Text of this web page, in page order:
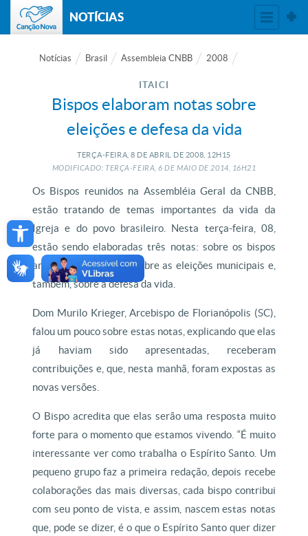
Open toolbar
NOTÍCIAS
Notícias Brasil Assembleia CNBB 2008
ITAICI
Bispos elaboram notas sobre
eleições e defesa da vida
TERÇA-FEIRA, 8 DE ABRIL DE 2008, 12H15
MODIFICADO: TERÇA-FEIRA, 6 DEMAIO DE2014, 16H21
Os Bispos reunidos na Assembléia Geral da CNBB,
estão tratando de temas importantes da vida da
Igreja e do povo brasileiro. Nesta terça-feira, 08,
estão sendo elaboradas três notas: sobre os bispos
ameaçados de morte, sobre as eleições municipais e,
também, sobre a defesa da vida.
Dom Murilo Krieger, Arcebispo de Florianópolis (SC),
falou um pouco sobre estas notas, explicando que elas
já haviam sido apresentadas, receberam
contribuições e, que, nesta manhã, foram expostas as
novas versões.
O Bispo acredita que elas serão uma resposta muito
forte para o momento que estamos vivendo. “É muito
interessante ver como trabalha o Espírito Santo. Um
pequeno grupo faz a primeira redação, depois recebe
colaborações das mais diversas, cada bispo contribui
com seu ponto de vista, e assim, nascem estas notas
que, pode se dizer, é o que o Espírito Santo quer dizer